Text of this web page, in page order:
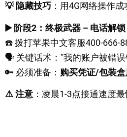
💡 隐藏技巧 ：用4G网络操作成
▶️ 阶段2：终极武器 – 电话解锁
☎️ 拨打苹果中文客服400-666-
🗣️ 关键话术：”我的账户被错
🔑 必须准备： 购买凭证/包装
⚠️ 注意 ：凌晨1-3点接通速度最